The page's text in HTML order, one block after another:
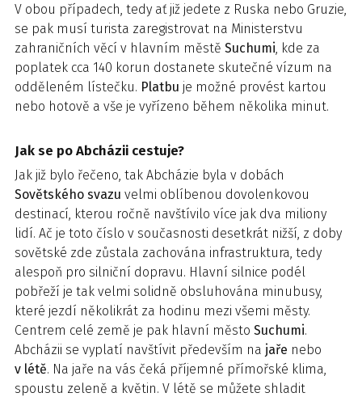
V obou případech, tedy ať již jedete z Ruska nebo Gruzie,
se pak musí turista zaregistrovat na Ministerstvu
zahraničních věcí v hlavním městě Suchumi, kde za
poplatek cca 140 korun dostanete skutečné vízum na
odděleném lístečku. Platbu je možné provést kartou
nebo hotově a vše je vyřízeno během několika minut.
Jak se po Abcházii cestuje?
Jak již bylo řečeno, tak Abcházie byla v dobách
Sovětského svazu velmi oblíbenou dovolenkovou
destinací, kterou ročně navštívilo více jak dva miliony
lidí. Ač je toto číslo v současnosti desetkrát nižší, z doby
sovětské zde zůstala zachována infrastruktura, tedy
alespoň pro silniční dopravu. Hlavní silnice podél
pobřeží je tak velmi solidně obsluhována minubusy,
které jezdí několikrát za hodinu mezi všemi městy.
Centrem celé země je pak hlavní město Suchumi.
Abcházii se vyplatí navštívit především na jaře nebo
v létě. Na jaře na vás čeká příjemné přímořské klima,
spoustu zeleně a květin. V létě se můžete shladit